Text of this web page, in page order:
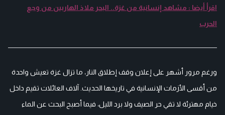
اقرأ أيضا : مشاهد إنسانية من غزة.. البحر ملاذ الهاربين من وجع
الحرب
ورغم مرور أشهر على إعلان وقف إطلاق النار، ما تزال غزة تعيش واحدة
من أقسى الأزمات الإنسانية في تاريخها الحديث. آلاف العائلات تقيم داخل
خيام مهترئة لا تقي حر الصيف ولا برد الليل، فيما أصبح البحث عن الماء